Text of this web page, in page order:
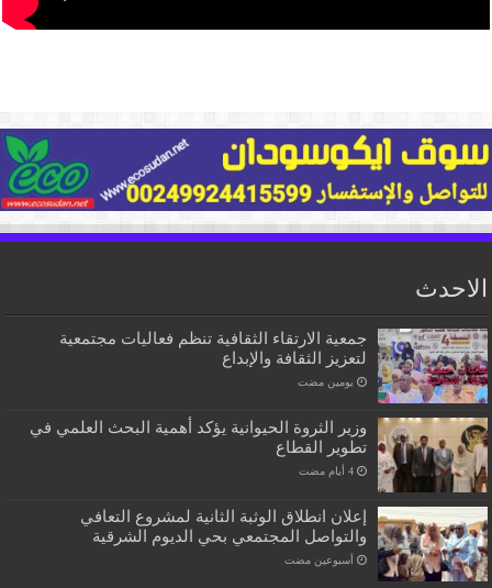
الاحدث
جمعية الارتقاء الثقافية تنظم فعاليات مجتمعية
لتعزيز الثقافة والإبداع
‏يومين مضت
وزير الثروة الحيوانية يؤكد أهمية البحث العلمي في
تطوير القطاع
إعلان انطلاق الوثبة الثانية لمشروع التعافي
والتواصل المجتمعي بحي الديوم الشرقية
‏أسبوعين مضت